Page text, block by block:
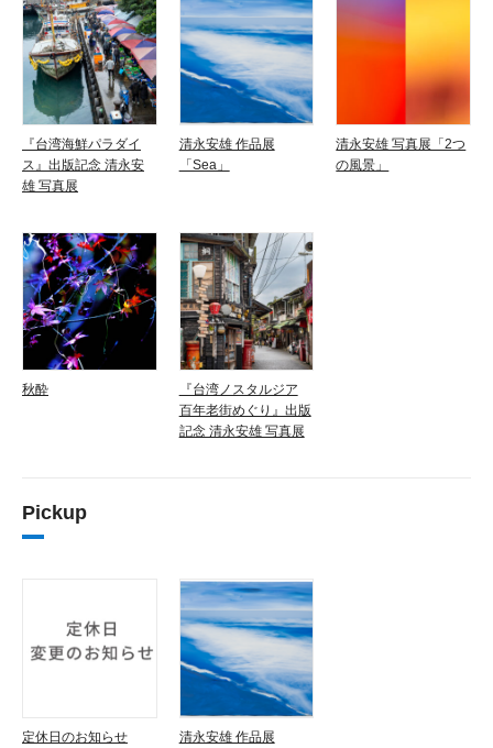
『台湾海鮮パラダイ
ス』出版記念 清永安
雄 写真展
清永安雄 作品展
「Sea」
清永安雄 写真展「2つ
の風景」
秋酔
『台湾ノスタルジア
百年老街めぐり』出版
記念 清永安雄 写真展
Pickup
定休日のお知らせ
清永安雄 作品展